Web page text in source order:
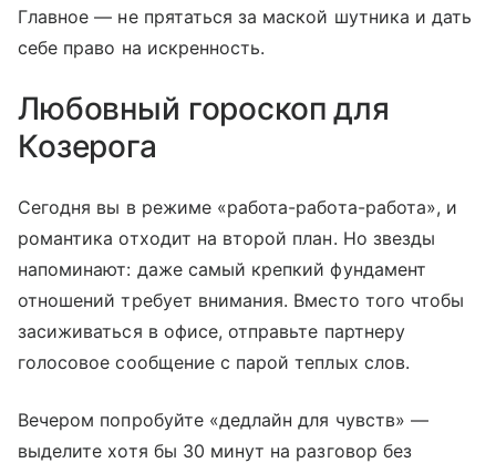
Главное — не прятаться за маской шутника и дать
себе право на искренность.
Любовный гороскоп для
Козерога
Сегодня вы в режиме «работа-работа-работа», и
романтика отходит на второй план. Но звезды
напоминают: даже самый крепкий фундамент
отношений требует внимания. Вместо того чтобы
засиживаться в офисе, отправьте партнеру
голосовое сообщение с парой теплых слов.
Вечером попробуйте «дедлайн для чувств» —
выделите хотя бы 30 минут на разговор без